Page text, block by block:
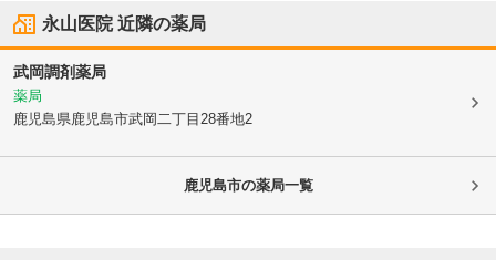
永山医院近隣の薬局
武岡調剤薬局
薬局
鹿児島県鹿児島市武岡二丁目28番地2
鹿児島市の薬局一覧